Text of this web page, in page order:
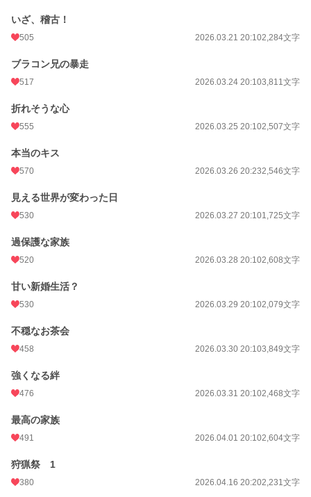
いざ、稽古！
505 2026.03.21 20:102,284文字
ブラコン兄の暴走
517 2026.03.24 20:103,811文字
折れそうな心
555 2026.03.25 20:102,507文字
本当のキス
570 2026.03.26 20:232,546文字
見える世界が変わった日
530 2026.03.27 20:101,725文字
過保護な家族
520 2026.03.28 20:102,608文字
甘い新婚生活？
530 2026.03.29 20:102,079文字
不穏なお茶会
458 2026.03.30 20:103,849文字
強くなる絆
476 2026.03.31 20:102,468文字
最高の家族
491 2026.04.01 20:102,604文字
狩猟祭 1
380 2026.04.16 20:202,231文字